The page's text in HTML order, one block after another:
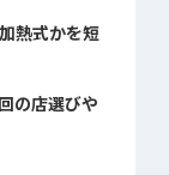
熱式かを短
の店選びや